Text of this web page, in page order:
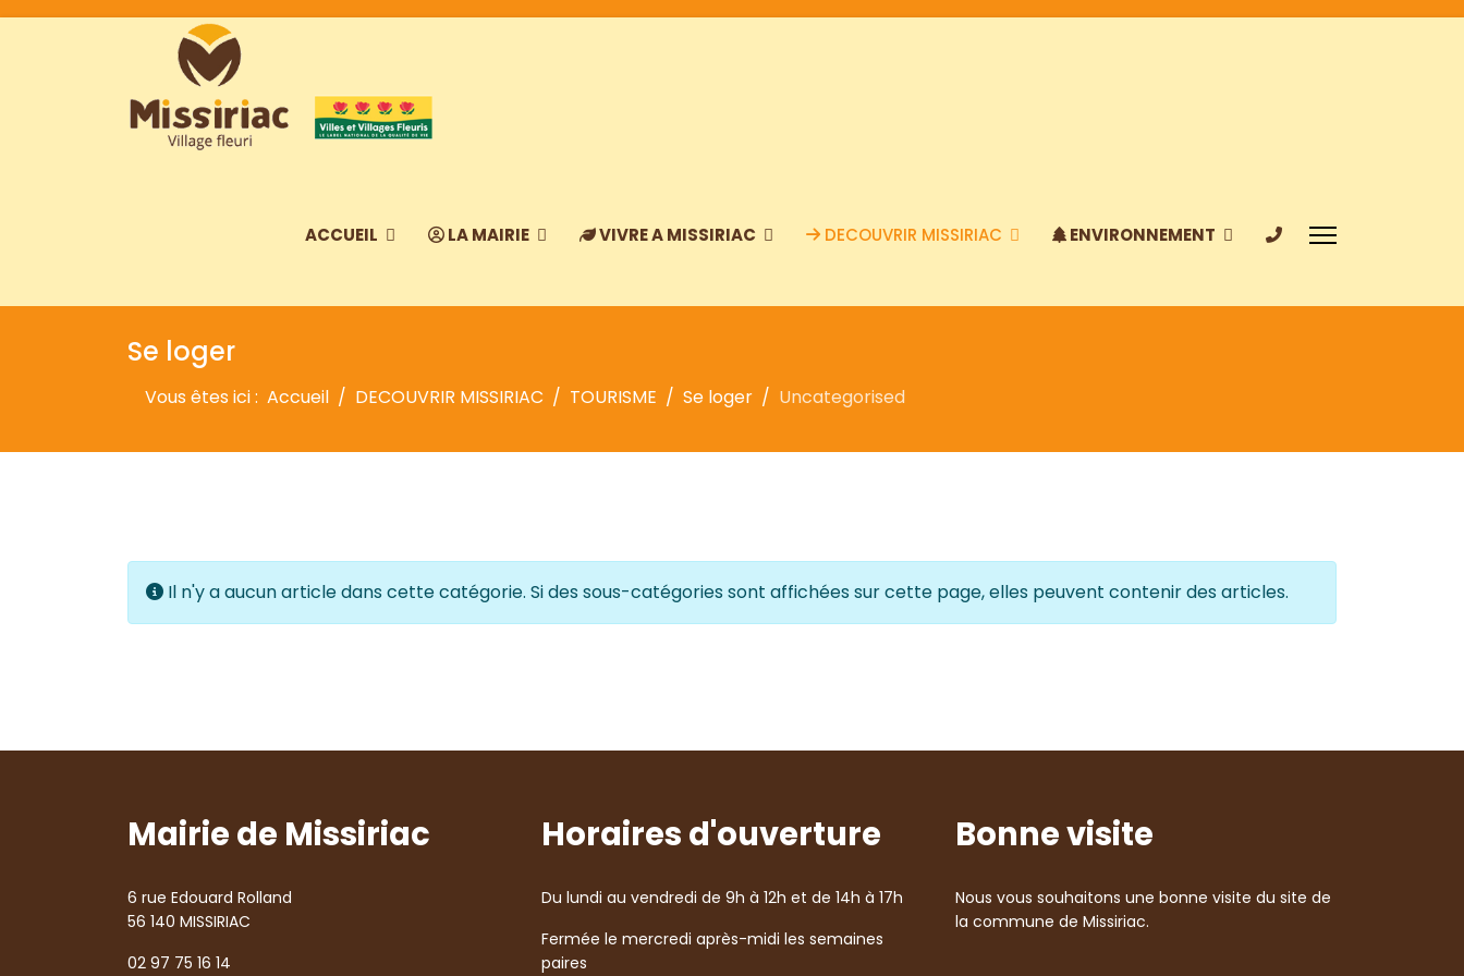
ACCUEIL LA MAIRIE VIVRE A MISSIRIAC DECOUVRIR MISSIRIAC ENVIRONNEMENT
Se loger
Vous êtes ici : Accueil DECOUVRIR MISSIRIAC TOURISME Se loger Uncategorised
Info
Il n'y a aucun article dans cette catégorie. Si des sous-catégories sont affichées sur cette page, elles peuvent contenir des articles.
Mairie de Missiriac
6 rue Edouard Rolland
56 140 MISSIRIAC
02 97 75 16 14
Horaires d'ouverture
Du lundi au vendredi de 9h à 12h et de 14h à 17h
Fermée le mercredi après-midi les semaines
paires
Bonne visite
Nous vous souhaitons une bonne visite du site de
la commune de Missiriac.